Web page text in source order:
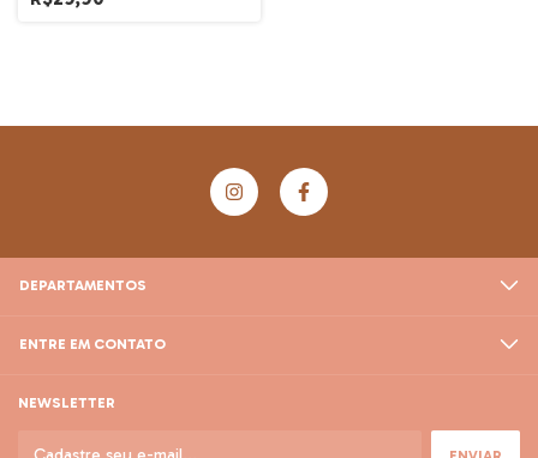
DEPARTAMENTOS
ENTRE EM CONTATO
NEWSLETTER